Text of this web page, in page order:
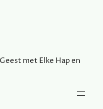
met Elke Hap en